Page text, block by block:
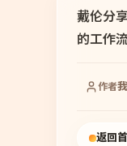
戴伦分
的工作
作者
返回